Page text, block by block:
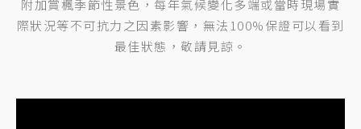
附加賞楓季節性景色，每年氣候變化多端或當時現場實
際狀況等不可抗力之因素影響，無法100%保證可以看到
最佳狀態，敬請見諒。